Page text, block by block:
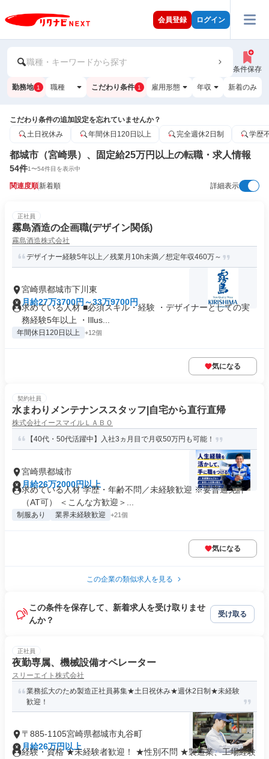
会員登録 ログイン
職種・キーワードから探す
条件保存
勤務地 1 職種 こだわり条件 1 雇用形態 年収 新着のみ
こだわり条件の追加設定を忘れていませんか？
土日祝休み
年間休日120日以上 完全週休2日制 学歴
都城市（宮崎県）、固定給25万円以上の転職・求人情報
54件1〜54件目を表示中
関連度順新着順 詳細表示
正社員
霧島酒造の企画職(デザイン関係)
霧島酒造株式会社
デザイナー経験5年以上／残業月10h未満／想定年収460万～
宮崎県都城市下川東
月給27万3700円～33万9700円
求めている人材 ■必須スキル・経験 ・デザイナーとしての実
務経験5年以上 ・Illus...
年間休日120日以上 +12個
気になる
契約社員
水まわりメンテナンススタッフ|自宅から直行直帰
株式会社イースマイルＬＡＢＯ
【40代・50代活躍中】入社3ヵ月目で月収50万円も可能！
宮崎県都城市
月給26万2000円以上
求めている人材 学歴・年齢不問／未経験歓迎 ※要普通免許
（AT可） ＜こんな方歓迎＞...
制服あり 業界未経験歓迎 +21個
気になる
この企業の類似求人を見る
この条件を保存して、新着求人を受け取りませ
んか？
受け取る
正社員
夜勤専属、機械設備オペレーター
スリーエイト株式会社
業務拡大のため製造正社員募集★土日祝休み★週休2日制★未経験
歓迎！
〒885-1105宮崎県都城市丸谷町
月給26万円以上
経験・資格 ★未経験者歓迎！ ★性別不問 ★製造業、工場経験